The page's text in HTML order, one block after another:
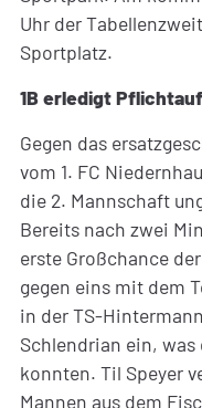
Uhr der
Sportplatz.
1B erledigt
Gegen das
vom 1. FC
die 2. Mannschaft
Bereits nach zwei
erste Großchance
gegen eins mit dem
in der TS-
Schlendrian ein,
konnten. Til Speyer
Mannen aus dem